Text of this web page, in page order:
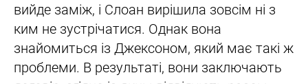
вийде заміж, і Слоан вирішила зовсім ні з
ким не зустрічатися. Однак вона
знайомиться із Джексоном, який має такі ж
проблеми. В результаті, вони заключають